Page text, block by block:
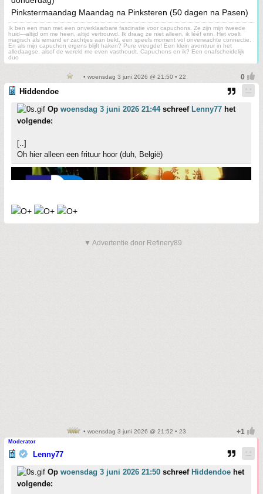
Pinkstermaandag Maandag na Pinksteren (50 dagen na Pasen)
Ik ben een man met een onverklaarbare fascinatie voor capuchons. Ze zijn mijn tweede
huid—altijd om me heen, altijd vertrouwd. Ik draag ze niet alleen, ik lééf erin. Het voelt
magisch als iemand er zachtjes aan trekt, een speels moment vol onverwachte connectie.
En als mijn capuchon ergens blijft haken? Pure vreugde! Een klein avontuur in het
alledaagse, alsof de wereld me even vasthoudt. Capuchons en ik? Een onafscheidelijk
duo
• woensdag 3 juni 2026 @ 21:50 • 22
Hiddendoe
Op woensdag 3 juni 2026 21:44schreef Lenny77 het
volgende:
[..]
Oh hier alleen een frituur hoor (duh, België)
▼ Advertentie door Refinery89
• woensdag 3 juni 2026 @ 21:52 • 23
Moderator
Lenny77
Op woensdag 3 juni 2026 21:50 schreef Hiddendoe het
volgende: